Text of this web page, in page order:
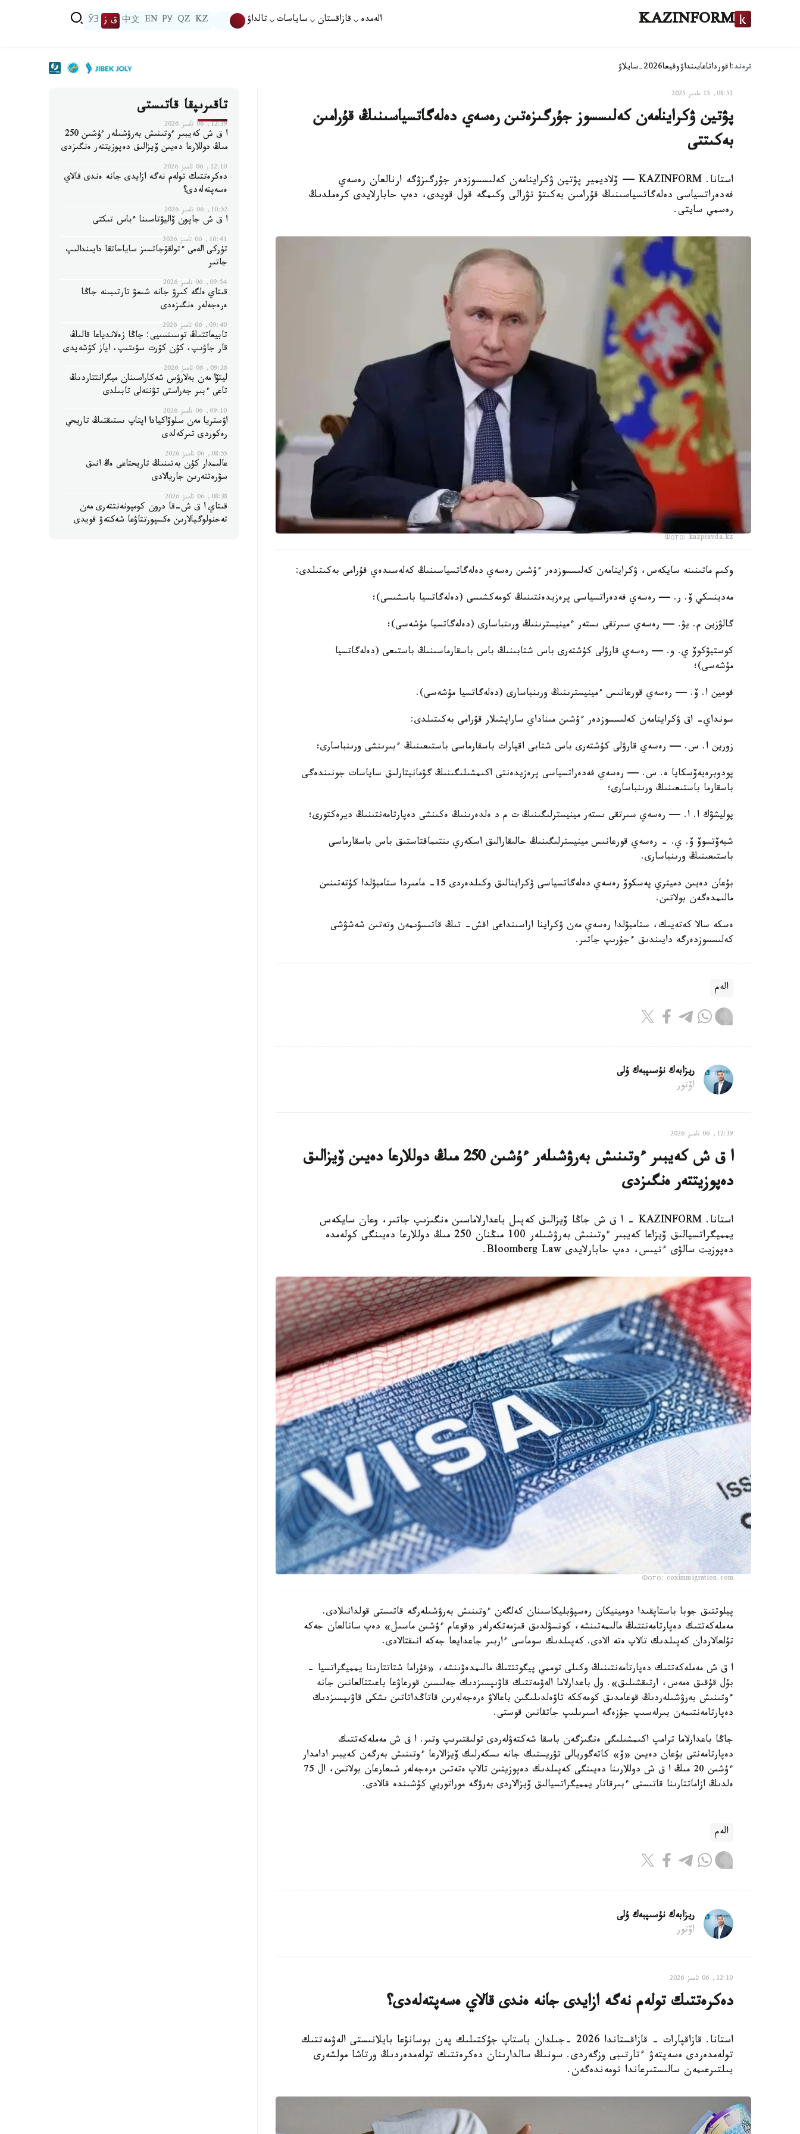
KAZINFORM الەمدە قازاقستان ساياسات تالداۋ KZ
QZ
РУ
EN
中文 ق ز ЎЗ
ترەند:اقورداتاعايىنداۋوقيعا2026-سايلاۋ
08:51, 15 مامىر 2025
پۋتين ۋكراينامەن كەلىسسوز جۇرگىزەتىن رەسەي دەلەگاتسياسىنىڭ قۇرامىن
بەكىتتى
استانا. KAZINFORM — ۆلاديمير پۋتين ۋكراينامەن كەلىسسوزدەر جۇرگىزۋگە ارنالعان رەسەي
فەدەراتسياسى دەلەگاتسياسىنىڭ قۇرامىن بەكىتۋ تۋرالى وكىمگە قول قويدى، دەپ حابارلايدى كرەملدىڭ
رەسمي سايتى.
Фото: kazpravda.kz
وكىم ماتىنىنە سايكەس، ۋكراينامەن كەلىسسوزدەر ءۇشىن رەسەي دەلەگاتسياسىنىڭ كەلەسىدەي قۇرامى بەكىتىلدى:
مەدينسكي ۆ. ر. — رەسەي فەدەراتسياسى پرەزيدەنتىنىڭ كومەكشىسى (دەلەگاتسيا باسشىسى)؛
گالۋزين م. يۋ. — رەسەي سىرتقى ىستەر ءمينيسترىنىڭ ورىنباسارى (دەلەگاتسيا مۇشەسى)؛
كوستيۋكوۆ ي. و. — رەسەي قارۋلى كۇشتەرى باس شتابىنىڭ باس باسقارماسىنىڭ باستىعى (دەلەگاتسيا
مۇشەسى)؛
فومين ا. ۆ. — رەسەي قورعانىس ءمينيسترىنىڭ ورىنباسارى (دەلەگاتسيا مۇشەسى).
سونداي- اق ۋكراينامەن كەلىسسوزدەر ءۇشىن مىناداي ساراپشىلار قۇرامى بەكىتىلدى:
زورين ا. س. — رەسەي قارۋلى كۇشتەرى باس شتابى اقپارات باسقارماسى باستىعىنىڭ ءبىرىنشى ورىنباسارى؛
پودوبرەيەۆسكايا ە. س. — رەسەي فەدەراتسياسى پرەزيدەنتى اكىمشىلىگىنىڭ گۋمانيتارلىق ساياسات جونىندەگى
باسقارما باستىعىنىڭ ورىنباسارى؛
پوليشۋك ا. ا. — رەسەي سىرتقى ىستەر مينيسترلىگىنىڭ ت م د ەلدەرىنىڭ ەكىنشى دەپارتامەنتىنىڭ ديرەكتورى؛
شيەۆتسوۆ ۆ. ي. - رەسەي قورعانىس مينيسترلىگىنىڭ حالىقارالىق اسكەري ىنتىماقتاستىق باس باسقارماسى
باستىعىنىڭ ورىنباسارى.
بۇعان دەيىن دميتري پەسكوۆ رەسەي دەلەگاتسياسى ۋكراينالىق وكىلدەردى 15- مامىردا ستامبۋلدا كۇتەتىنىن
مالىمدەگەن بولاتىن.
ەسكە سالا كەتەيىك، ستامبۋلدا رەسەي مەن ۋكراينا اراسىنداعى اقش- تىڭ قاتىسۋىمەن وتەتىن شەشۋشى
كەلىسسوزدەرگە دايىندىق ءجۇرىپ جاتىر.
الەم
ريزابەك نۇسىپبەك ۇلى
اۆتور
12:39, 06 تامىز 2026
ا ق ش كەيبىر ءوتىنىش بەرۋشىلەر ءۇشىن 250 مىڭ دوللارعا دەيىن ۆيزالىق
دەپوزيتتەر ەنگىزدى
استانا. KAZINFORM – ا ق ش جاڭا ۆيزالىق كەپىل باعدارلاماسىن ەنگىزىپ جاتىر، وعان سايكەس
يمميگراتسيالىق ۆيزاعا كەيبىر ءوتىنىش بەرۋشىلەر 100 مىڭنان 250 مىڭ دوللارعا دەيىنگى كولەمدە
دەپوزيت سالۋى ءتيىس، دەپ حابارلايدى Bloomberg Law.
Фото: coximmigration.com
پيلوتتىق جوبا باستاپقىدا دومينيكان رەسپۋبليكاسىنان كەلگەن ءوتىنىش بەرۋشىلەرگە قاتىستى قولدانىلادى.
مەملەكەتتىك دەپارتامەنتتىڭ مالىمەتىنشە، كونسۋلدىق قىزمەتكەرلەر «قوعام ءۇشىن ماسىل» دەپ سانالعان جەكە
تۇلعالاردان كەپىلدىك تالاپ ەتە الادى. كەپىلدىك سوماسى ءاربىر جاعدايعا جەكە انىقتالادى.
ا ق ش مەملەكەتتىك دەپارتامەنتىنىڭ وكىلى توممي پيگوتتتىڭ مالىمدەۋىنشە، «قۇراما شتاتتارىنا يمميگراتسيا -
بۇل قۇقىق ەمەس، ارتىقشىلىق». ول باعدارلاما الەۋمەتتىك قاۋىپسىزدىك جەلىسىن قورعاۋعا باعىتتالعانىن جانە
ءوتىنىش بەرۋشىلەردىڭ قوعامدىق كومەككە تاۋەلدىلىگىن باعالاۋ ەرەجەلەرىن قاتاڭداتاتىن ىشكى قاۋىپسىزدىك
دەپارتامەنتىمەن بىرلەسىپ جۇزەگە اسىرىلىپ جاتقانىن قوستى.
جاڭا باعدارلاما ترامپ اكىمشىلىگى ەنگىزگەن باسقا شەكتەۋلەردى تولىقتىرىپ وتىر. ا ق ش مەملەكەتتىك
دەپارتامەنتى بۇعان دەيىن «ۆ» كاتەگوريالى تۋريستىك جانە ىسكەرلىك ۆيزالارعا ءوتىنىش بەرگەن كەيبىر ادامدار
ءۇشىن 20 مىڭ ا ق ش دوللارىنا دەيىنگى كەپىلدىك دەپوزيتىن تالاپ ەتەتىن ەرەجەلەر شىعارعان بولاتىن، ال 75
ەلدىڭ ازاماتتارىنا قاتىستى ءبىرقاتار يمميگراتسيالىق ۆيزالاردى بەرۋگە موراتوريي كۇشىندە قالادى.
الەم
ريزابەك نۇسىپبەك ۇلى
اۆتور
12:10, 06 تامىز 2026
دەكرەتتىك تولەم نەگە ازايدى جانە ەندى قالاي ەسەپتەلەدى؟
استانا. قازاقپارات - قازاقستاندا 2026 -جىلدان باستاپ جۇكتىلىك پەن بوسانۋعا بايلانىستى الەۋمەتتىك
تولەمدەردى ەسەپتەۋ ءتارتىبى وزگەردى. سونىڭ سالدارىنان دەكرەتتىك تولەمدەردىڭ ورتاشا مولشەرى
بىلتىرعىمەن سالىستىرعاندا تومەندەگەن.
تاقىرىپقا قاتىستى
12:39, 06 تامىز 2026
ا ق ش كەيبىر ءوتىنىش بەرۋشىلەر ءۇشىن 250
مىڭ دوللارعا دەيىن ۆيزالىق دەپوزيتتەر ەنگىزدى
12:10, 06 تامىز 2026
دەكرەتتىك تولەم نەگە ازايدى جانە ەندى قالاي
ەسەپتەلەدى؟
10:52, 06 تامىز 2026
ا ق ش جاپون ۆاليۋتاسىنا ءباس تىكتى
10:41, 06 تامىز 2026
تۇركى الەمى ءتولقۇجاتسىز ساياحاتقا دايىندالىپ
جاتىر
09:54, 06 تامىز 2026
قىتاي ەلگە كىرۋ جانە شىعۋ تارتىبىنە جاڭا
ەرەجەلەر ەنگىزەدى
09:40, 06 تامىز 2026
تابيعاتتىڭ توسىنسىيى: جاڭا زەلاندياعا قالىڭ
قار جاۋىپ، كۇن كۇرت سۋىتىپ، اياز كۇشەيدى
09:26, 06 تامىز 2026
ليتۆا مەن بەلارۋس شەكاراسىنان ميگرانتتاردىڭ
تاعى ءبىر جەراستى تۋننەلى تابىلدى
09:10, 06 تامىز 2026
اۋستريا مەن سلوۆاكيادا اپتاپ ىستىقتىڭ تاريحي
رەكوردى تىركەلدى
08:55, 06 تامىز 2026
عالىمدار كۇن بەتىنىڭ تاريحتاعى ەڭ انىق
سۋرەتتەرىن جاريالادى
08:38, 06 تامىز 2026
قىتاي ا ق ش-قا درون كومپونەنتتەرى مەن
تەحنولوگيالارىن ەكسپورتتاۋعا شەكتەۋ قويدى